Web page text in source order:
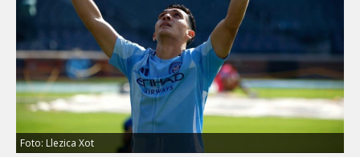
Foto: Llezica Xot